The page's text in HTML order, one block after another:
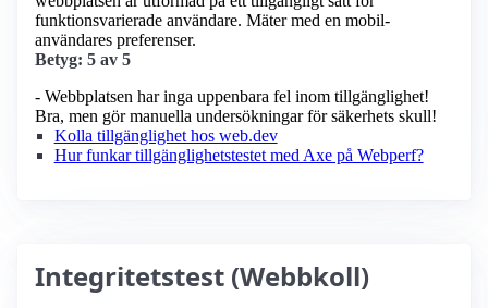
funktionsvarierade användare. Mäter med en mobil­
användares preferenser.
Betyg: 5 av 5
- Webbplatsen har inga uppenbara fel inom tillgänglighet!
Bra, men gör manuella undersökningar för säkerhets skull!
Kolla tillgänglighet hos web.dev
Hur funkar tillgänglighetstestet med Axe på Webperf?
Integritetstest (Webbkoll)